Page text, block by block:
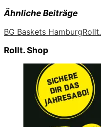
Ähnliche Beiträge
BG Baskets HamburgRollt.
Rollt. Shop